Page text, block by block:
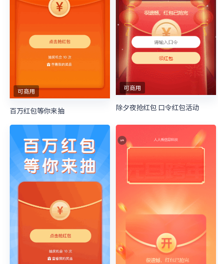
可商用
百万红包等你来抽
可商用
除夕夜抢红包 口令红包活动